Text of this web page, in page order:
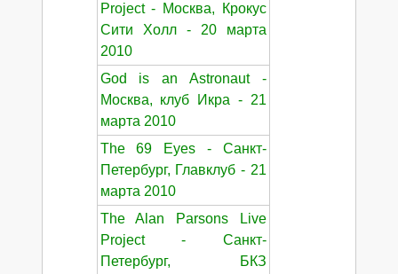
Project - Москва, Крокус
Сити Холл - 20 марта
2010
God is an Astronaut -
Москва, клуб Икра - 21
марта 2010
The 69 Eyes - Санкт-
Петербург, Главклуб - 21
марта 2010
The Alan Parsons Live
Project - Санкт-
Петербург, БКЗ